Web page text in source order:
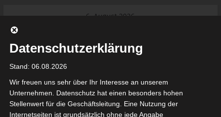
6. August 2026
beginnt am 22. und 23. August
2026 (Update)
Meisterschaft an
Ligue 1 Pro: Spielplan der ersten 15
Spieltage der Saison 2026/2027
Ligue 2 Pro Tunesien 2026/2027 –
Datenschutzerklärung
Stand: 06.08.2026
Wir freuen uns sehr über Ihr Interesse an unserem
Unternehmen. Datenschutz hat einen besonders hohen
Stellenwert für die Geschäftsleitung. Eine Nutzung der
Internetseiten ist grundsätzlich ohne jede Angabe